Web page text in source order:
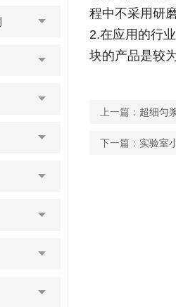
程中不采用研
2.在应用的行
块的产品是较
上一篇： 超细匀
下一篇： 实验室